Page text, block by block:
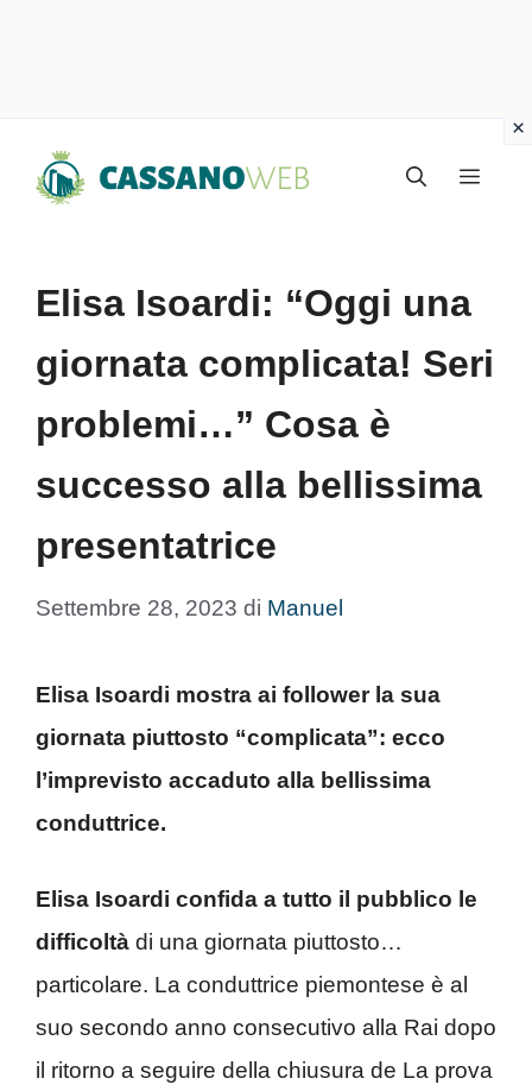
Menu
Elisa Isoardi: “Oggi una
giornata complicata! Seri
problemi…” Cosa è
successo alla bellissima
presentatrice
Settembre 28, 2023 di Manuel
Elisa Isoardi mostra ai follower la sua
giornata piuttosto “complicata”: ecco
l’imprevisto accaduto alla bellissima
conduttrice.
Elisa Isoardi confida a tutto il pubblico le
difficoltà di una giornata piuttosto…
particolare. La conduttrice piemontese è al
suo secondo anno consecutivo alla Rai dopo
il ritorno a seguire della chiusura de La prova